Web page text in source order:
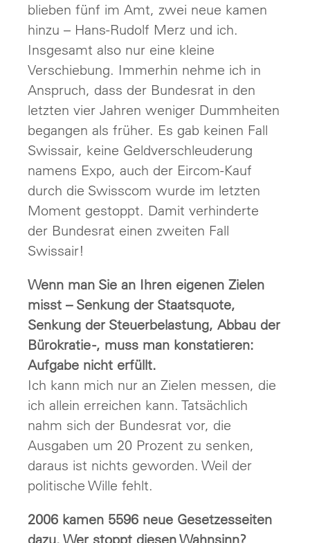
blieben fünf im Amt, zwei neue kamen
hinzu – Hans-Rudolf Merz und ich.
Insgesamt also nur eine kleine
Verschiebung. Immerhin nehme ich in
Anspruch, dass der Bundesrat in den
letzten vier Jahren weniger Dummheiten
begangen als früher. Es gab keinen Fall
Swissair, keine Geldverschleuderung
namens Expo, auch der Eircom-Kauf
durch die Swisscom wurde im letzten
Moment gestoppt. Damit verhinderte
der Bundesrat einen zweiten Fall
Swissair!
Wenn man Sie an Ihren eigenen Zielen
misst – Senkung der Staatsquote,
Senkung der Steuerbelastung, Abbau der
Bürokratie -, muss man konstatieren:
Aufgabe nicht erfüllt.
Ich kann mich nur an Zielen messen, die
ich allein erreichen kann. Tatsächlich
nahm sich der Bundesrat vor, die
Ausgaben um 20 Prozent zu senken,
daraus ist nichts geworden. Weil der
politische Wille fehlt.
2006 kamen 5596 neue Gesetzesseiten
dazu. Wer stoppt diesen Wahnsinn?